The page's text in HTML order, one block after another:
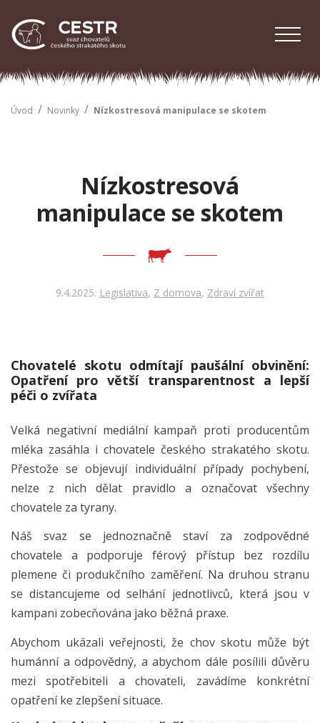
Úvod / Novinky / Nízkostresová manipulace se skotem
Nízkostresová
manipulace se skotem
9.4.2025 Legislativa, Z domova, Zdraví zvířat
Chovatelé skotu odmítají paušální obvinění:
Opatření pro větší transparentnost a lepší
péči o zvířata
Velká negativní mediální kampaň proti producentům
mléka zasáhla i chovatele českého strakatého skotu.
Přestože se objevují individuální případy pochybení,
nelze z nich dělat pravidlo a označovat všechny
chovatele za tyrany.
Náš svaz se jednoznačně staví za zodpovědné
chovatele a podporuje férový přístup bez rozdílu
plemene či produkčního zaměření. Na druhou stranu
se distancujeme od selhání jednotlivců, která jsou v
kampani zobecňována jako běžná praxe.
Abychom ukázali veřejnosti, že chov skotu může být
humánní a odpovědný, a abychom dále posílili důvěru
mezi spotřebiteli a chovateli, zavádíme konkrétní
opatření ke zlepšení situace.